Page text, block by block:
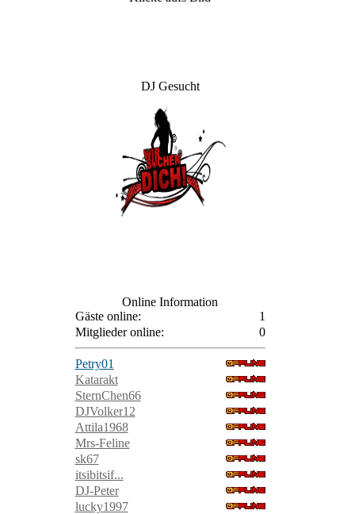
DJ Gesucht
Online Information
Gäste online:
1
Mitglieder online:
0
Petry01
Katarakt
SternChen66
DJVolker12
Attila1968
Mrs-Feline
sk67
itsibitsif...
DJ-Peter
lucky1997